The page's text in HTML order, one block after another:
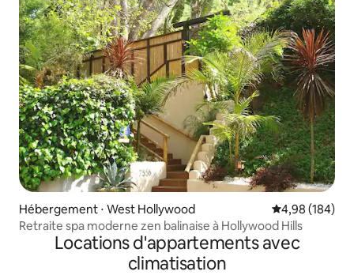
Hébergement ⋅ West Hollywood Évaluation
4,98 (184)
Retraite spa moderne zen balinaise à Hollywood Hills
Locations d'appartements avec
climatisation